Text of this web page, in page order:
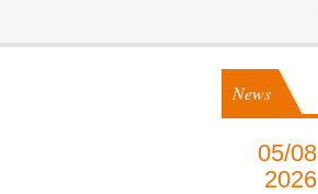
News
05/08
2026